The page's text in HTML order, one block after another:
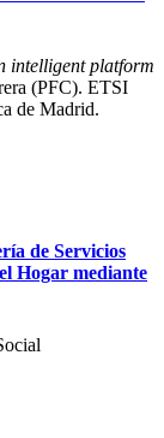
intelligent platform
(PFC). ETSI
de Madrid.
de Servicios
Hogar mediante